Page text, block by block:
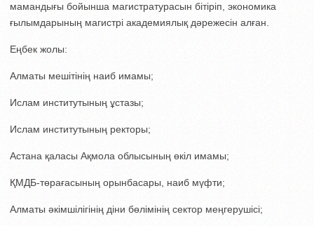
мамандығы бойынша магистратурасын бітіріп, экономика
ғылымдарының магистрі академиялық дәрежесін алған.
Еңбек жолы:
Алматы мешітінің наиб имамы;
Ислам институтының ұстазы;
Ислам институтының ректоры;
Астана қаласы Ақмола облысының өкіл имамы;
ҚМДБ-төрағасының орынбасары, наиб мүфти;
Алматы әкімшілігінің діни бөлімінің сектор меңгерушісі;